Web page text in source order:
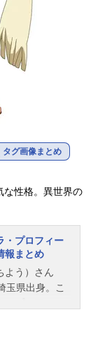
タグ画像まとめ
な性格。異世界の
・プロフィー
報まとめ
よう）さん
玉県出身。こ